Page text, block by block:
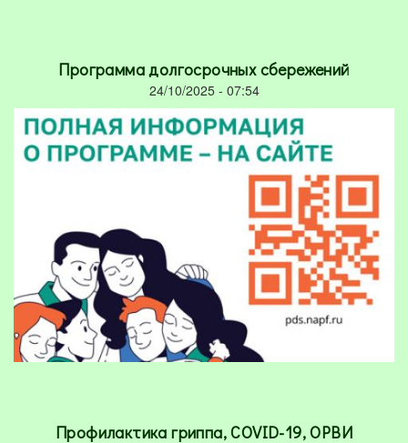
Программа долгосрочных сбережений
24/10/2025 - 07:54
Профилактика гриппа, COVID-19, ОРВИ